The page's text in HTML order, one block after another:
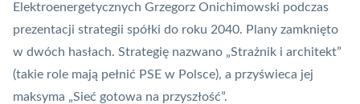
Elektroenergetycznych Grzegorz Onichimowski podczas
prezentacji strategii spółki do roku 2040. Plany zamknięto
w dwóch hasłach. Strategię nazwano „Strażnik i architekt”
(takie role mają pełnić PSE w Polsce), a przyświeca jej
maksyma „Sieć gotowa na przyszłość”.